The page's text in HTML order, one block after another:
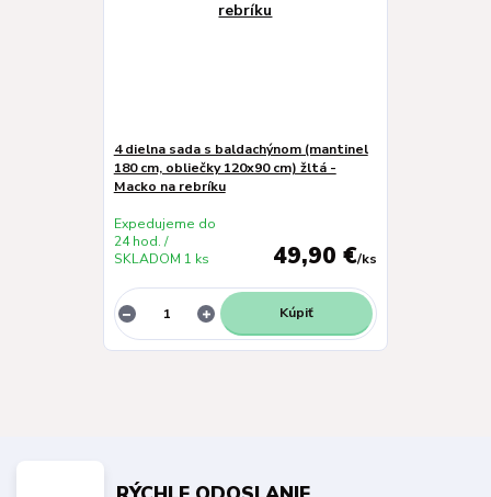
4 dielna sada s baldachýnom (mantinel
180 cm, obliečky 120x90 cm) žltá -
Macko na rebríku
49,90 €/ks
Expedujeme do
24 hod. /
SKLADOM 1 ks
Kúpiť